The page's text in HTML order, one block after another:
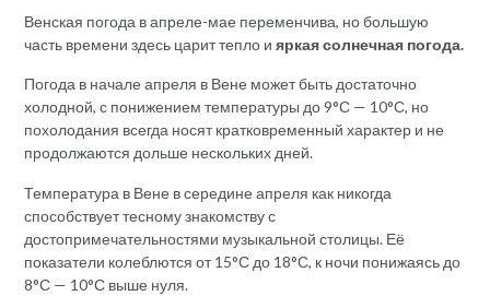
Венская погода в апреле-мае переменчива, но большую
часть времени здесь царит тепло и яркая солнечная погода.
Погода в начале апреля в Вене может быть достаточно
холодной, с понижением температуры до 9°С — 10°С, но
похолодания всегда носят кратковременный характер и не
продолжаются дольше нескольких дней.
Температура в Вене в середине апреля как никогда
способствует тесному знакомству с
достопримечательностями музыкальной столицы. Её
показатели колеблются от 15°С до 18°С, к ночи понижаясь до
8°С — 10°С выше нуля.